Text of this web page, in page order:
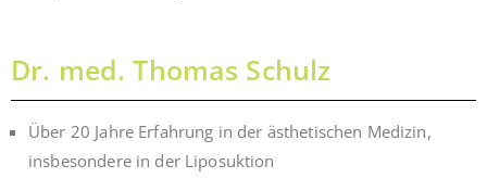
Dr. med. Thomas Schulz
Über 20 Jahre Erfahrung in der ästhetischen Medizin,
insbesondere in der Liposuktion